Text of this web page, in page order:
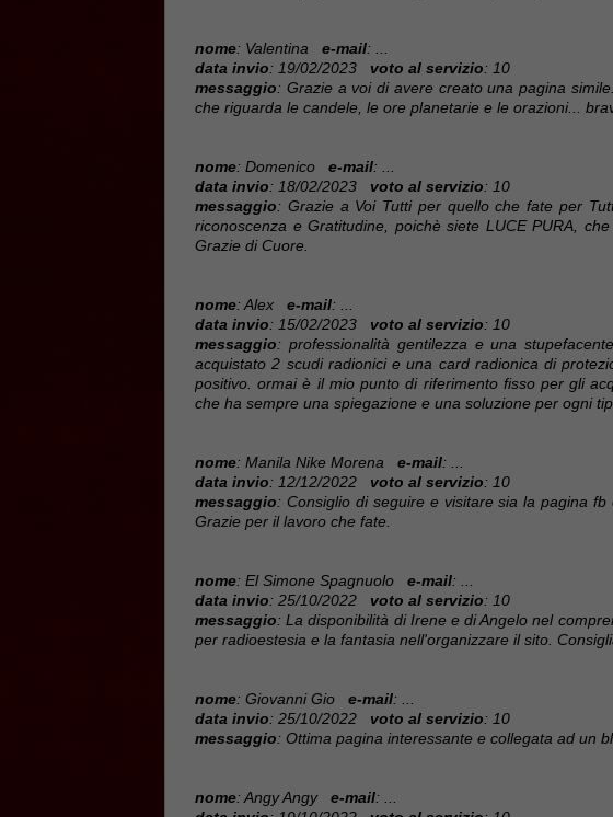
nome: Valentina e-mail: ...
data invio: 19/02/2023 voto al servizio: 10
messaggio: Grazie a voi di avere creato una pagina
che riguarda le candele, le ore planetarie e le orazioni...
nome: Domenico e-mail: ...
data invio: 18/02/2023 voto al servizio: 10
messaggio: Grazie a Voi Tutti per quello che fate per
riconoscenza e Gratitudine, poichè siete LUCE PURA,
Grazie di Cuore.
nome: Alex e-mail: ...
data invio: 15/02/2023 voto al servizio: 10
messaggio: professionalità gentilezza e una
acquistato 2 scudi radionici e una card radionica di
positivo. ormai è il mio punto di riferimento fisso per gli
che ha sempre una spiegazione e una soluzione per ogni
nome: Manila Nike Morena e-mail: ...
data invio: 12/12/2022 voto al servizio: 10
messaggio: Consiglio di seguire e visitare sia la pagina
Grazie per il lavoro che fate.
nome: El Simone Spagnuolo e-mail: ...
data invio: 25/10/2022 voto al servizio: 10
messaggio: La disponibilità di Irene e di Angelo nel
per radioestesia e la fantasia nell'organizzare il sito.
nome: Giovanni Gio e-mail: ...
data invio: 25/10/2022 voto al servizio: 10
messaggio: Ottima pagina interessante e collegata ad un
nome: Angy Angy e-mail: ...